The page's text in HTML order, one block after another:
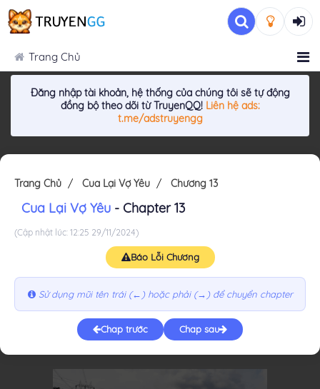
Trang Chủ
Đăng nhập tài khoản, hệ thống của chúng tôi sẽ tự động
đồng bộ theo dõi từ TruyenQQ! Liên hệ ads:
t.me/adstruyengg
Trang Chủ Cua Lại Vợ Yêu Chương 13
Cua Lại Vợ Yêu - Chapter 13
(Cập nhật lúc: 12:25 29/11/2024)
Báo Lỗi Chương
Sử dụng mũi tên trái (←) hoặc phải (→) để chuyển chapter
Chap trước Chap sau